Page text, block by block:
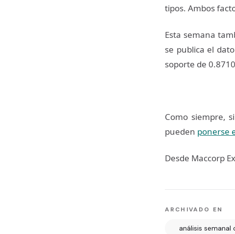
tipos. Ambos
Esta semana
se publica el
soporte de
Como siempre,
pueden ponerse
Desde Maccorp
ARCHIVADO EN
análisis